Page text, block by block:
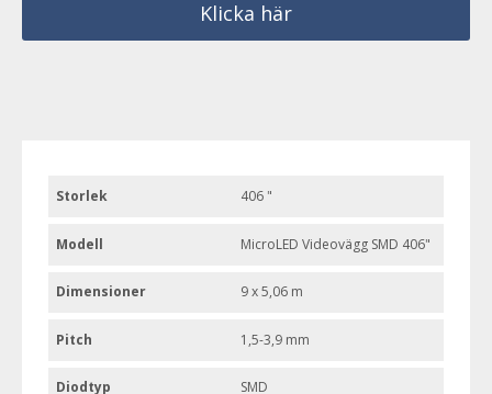
Klicka här
Storlek 406 "
Modell MicroLED Videovägg SMD 406"
Dimensioner 9 x 5,06 m
Pitch 1,5-3,9 mm
Diodtyp SMD